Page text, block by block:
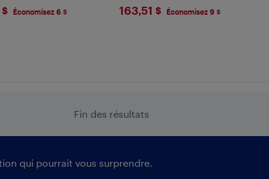
Économisez 6 $ $163.51
163,51 $ Économisez 9 $
Fin des résultats
qui pourrait vous surprendre.